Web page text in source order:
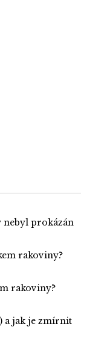
nebyl prokázán
rakoviny?
rakoviny?
a jak je zmírnit